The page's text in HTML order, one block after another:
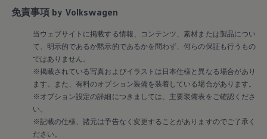
自動車リサイクル法
安心プログラム
メンテナンスプログラム
延長保証ウォルフィサポート
カスタマーセンター
タイヤパンク補償
認定中古車
“Certified Pre-Owned”の品質とは
9つの約束
スマート買取
免責事項 by Volkswagen
当ウェブサイトに掲載する情報、コンテンツ、素材または製品につい
て、明示的であるか黙示的であるかを問わず、何らの保証も行うもの
ではありません。
※掲載されている写真およびイラストは日本仕様と異なる場合があり
ます。また、有料のオプション装備を装着している場合があります。
※オプション設定の詳細につきましては、主要装備表をご確認くださ
い。
※記載の仕様、諸元は予告なく変更することがありますのでご了承く
ださい。